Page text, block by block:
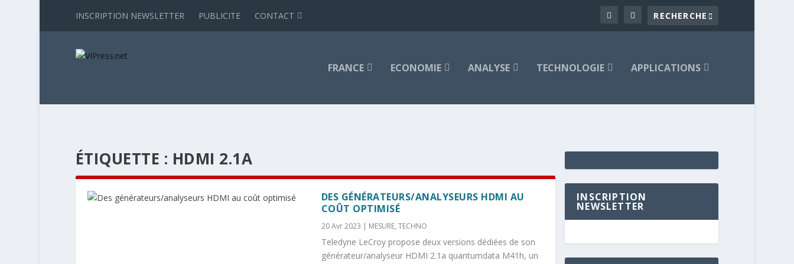
INSCRIPTION NEWSLETTER PUBLICITE CONTACT
FRANCE ECONOMIE ANALYSE TECHNOLOGIE APPLICATIONS
ÉTIQUETTE : HDMI 2.1A
DES GÉNÉRATEURS/ANALYSEURS HDMI AU
COÛT OPTIMISÉ
20 Avr 2023 | MESURE, TECHNO
Teledyne LeCroy propose deux versions dédiées de son
générateur/analyseur HDMI 2.1a quantumdata M41h, un
INSCRIPTION
NEWSLETTER